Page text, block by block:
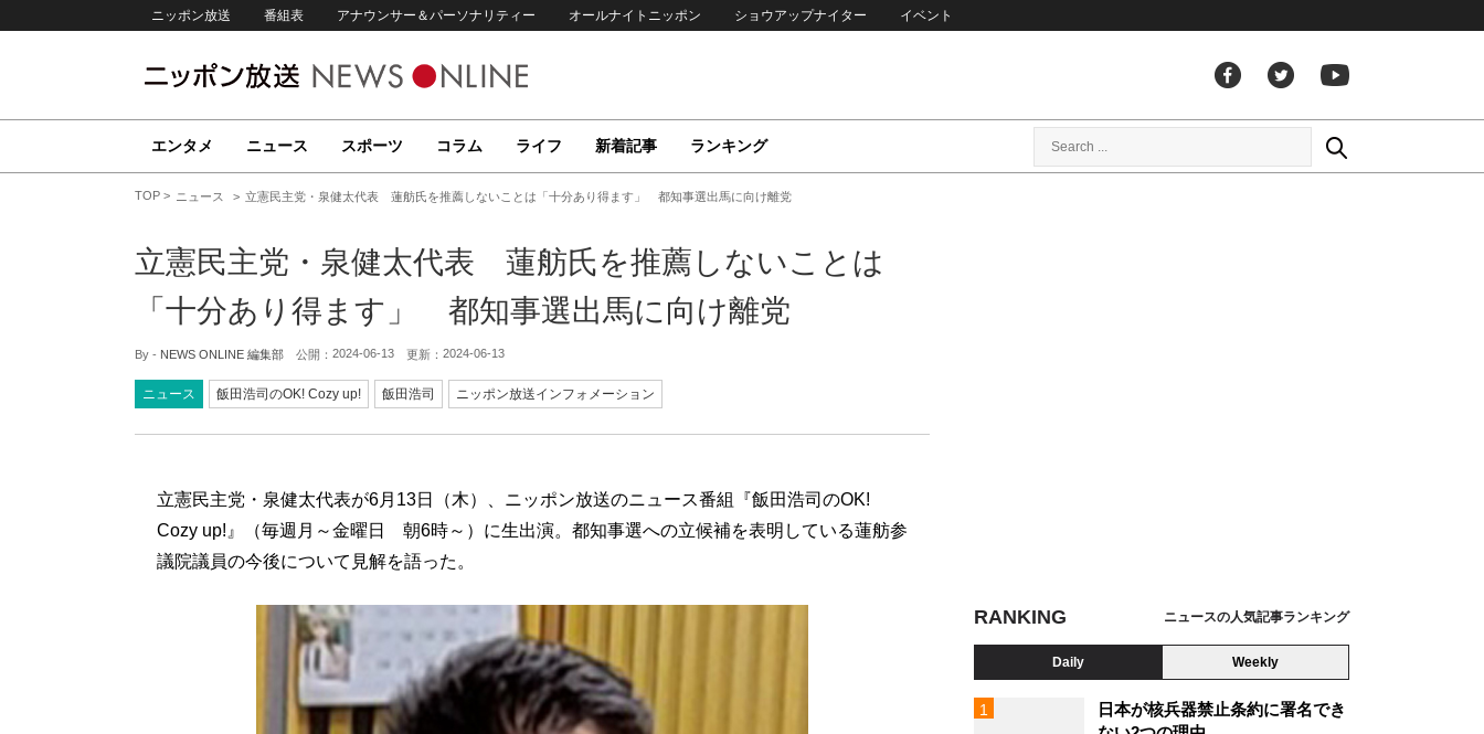
ニッポン放送 番組表 アナウンサー＆パーソナリティー オールナイトニッポン ショウアップナイター イベント
エンタメ ニュース スポーツ コラム ライフ 新着記事 ランキング
TOP ニュース 立憲民主党・泉健太代表 蓮舫氏を推薦しないことは「十分あり得ます」 都知事選出馬に向け離党
立憲民主党・泉健太代表 蓮舫氏を推薦しないことは
「十分あり得ます」 都知事選出馬に向け離党
By - NEWS ONLINE 編集部 公開： 2024-06-13 更新： 2024-06-13
ニュース 飯田浩司のOK! Cozy up! 飯田浩司 ニッポン放送インフォメーション
立憲民主党・泉健太代表が6月13日（木）、ニッポン放送のニュース番組『飯田浩司のOK!
Cozy up!』（毎週月～金曜日 朝6時～）に生出演。都知事選への立候補を表明している蓮舫参
議院議員の今後について見解を語った。
RANKING ニュースの人気記事ランキング
Daily Weekly
日本が核兵器禁止条約に署名でき